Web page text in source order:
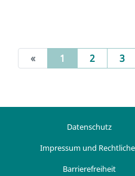
« 1 (current)
2 3
Datenschutz
Impressum und
Barrierefreiheit